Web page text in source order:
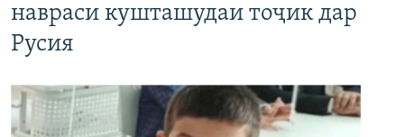
навраси кушташудаи тоҷик дар
Русия